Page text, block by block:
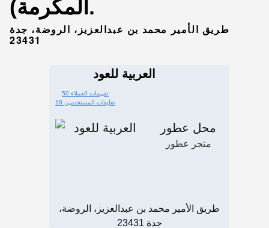
المكرمة).
طريق الأمير محمد بن عبدالعزيز، الروضة، جدة
23431
العربية للعود
50 تقييمات العملاء
18 تعليقات المستخدمين
محل عطور
متجر عطور
طريق الأمير محمد بن عبدالعزيز، الروضة،
جدة 23431